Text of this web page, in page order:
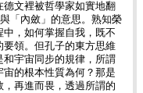
德文裡被哲學家如實地翻
「內斂」的意思。熟知榮
，如何掌握自我，既不
要領。但孔子的東方思維
宇宙同步的規律，所謂
的根本性質為何？那是
，再進而畏，透過所謂的